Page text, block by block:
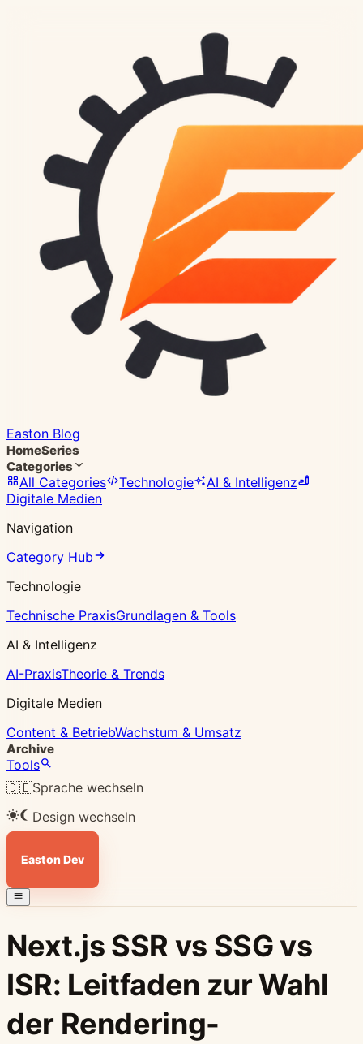
Easton Blog
HomeSeries
Categories
All Categories Technologie
AI & Intelligenz
Digitale Medien
Navigation
Category Hub
Technologie
Technische PraxisGrundlagen & Tools
AI & Intelligenz
AI-PraxisTheorie & Trends
Digitale Medien
Content & BetriebWachstum & Umsatz
Archive
Tools
🇩🇪Sprache wechseln
Design wechseln
Easton Dev
Next.js SSR vs SSG vs
ISR: Leitfaden zur Wahl
der Rendering-